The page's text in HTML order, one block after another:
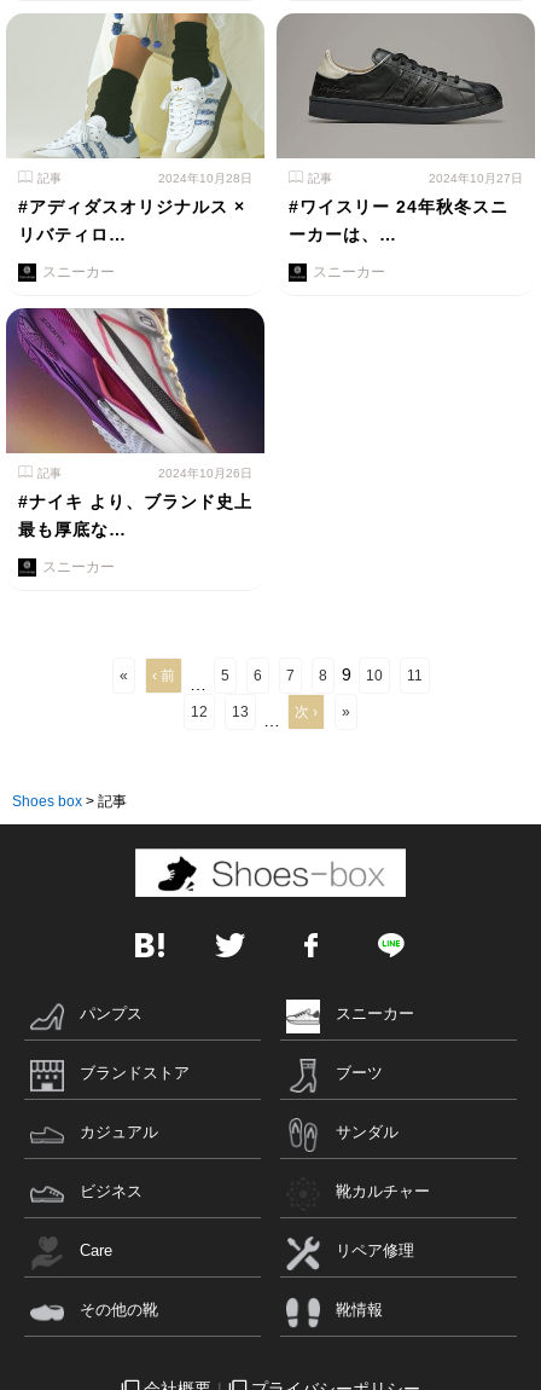
記事 2024年10月28日
#アディダスオリジナルス ×
リバティロ…
スニーカー
記事 2024年10月27日
#ワイスリー 24年秋冬スニ
ーカーは、…
スニーカー
記事 2024年10月26日
#ナイキ より、ブランド史上
最も厚底な…
スニーカー
« ‹ 前 5 6 7 8 9 10 11
12 13 次 › »
Shoes box > 記事
パンプス スニーカー
ブランドストア ブーツ
カジュアル サンダル
ビジネス 靴カルチャー
Care リペア修理
その他の靴 靴情報